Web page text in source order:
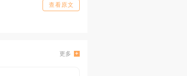
查看原文
更多